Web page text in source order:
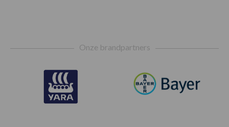
Onze brandpartners